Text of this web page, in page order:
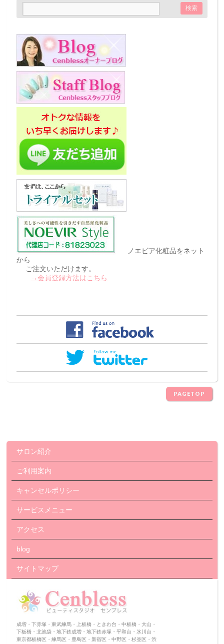
ノエビア化粧品をネット
から
ご注文いただけます。
→会員登録方法はこちら
PAGETOP
サロン紹介
ご利用案内
キャンセルポリシー
サービスメニュー
アクセス
blog
サイトマップ
成増・下赤塚・東武練馬・上板橋・ときわ台・中板橋・大山・
下板橋・北池袋・地下鉄成増・地下鉄赤塚・平和台・氷川台・
東京都板橋区・練馬区・豊島区・新宿区・中野区・杉並区・渋